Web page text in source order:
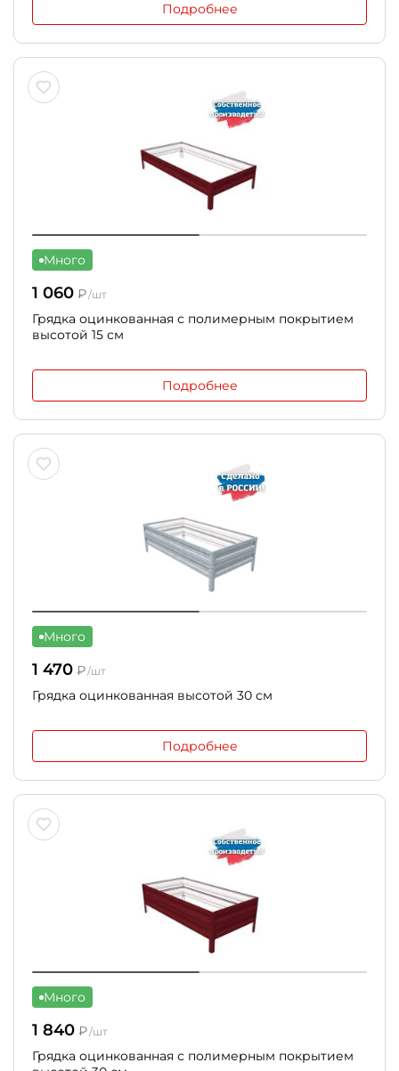
Подробнее
Много
1 060 ₽/шт
Грядка оцинкованная с полимерным покрытием
высотой 15 см
Подробнее
Много
1 470 ₽/шт
Грядка оцинкованная высотой 30 см
Подробнее
Много
1 840 ₽/шт
Грядка оцинкованная с полимерным покрытием